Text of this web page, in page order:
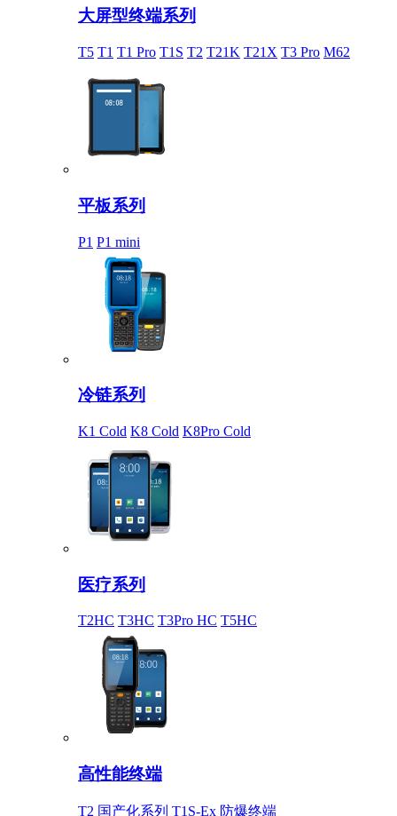
大屏型终端系列
T5 T1 T1 Pro T1S T2 T21K T21X T3 Pro M62
平板系列
P1 P1 mini
冷链系列
K1 Cold K8 Cold K8Pro Cold
医疗系列
T2HC T3HC T3Pro HC T5HC
高性能终端
T2 国产化系列 T1S-Ex 防爆终端